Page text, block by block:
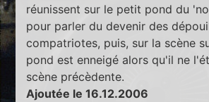
réunissent sur le petit pond du
pour parler du devenir des
compatriotes, puis, sur la scène
pond est enneigé alors qu'il ne
scène précèdente.
Ajoutée le 16.12.2006